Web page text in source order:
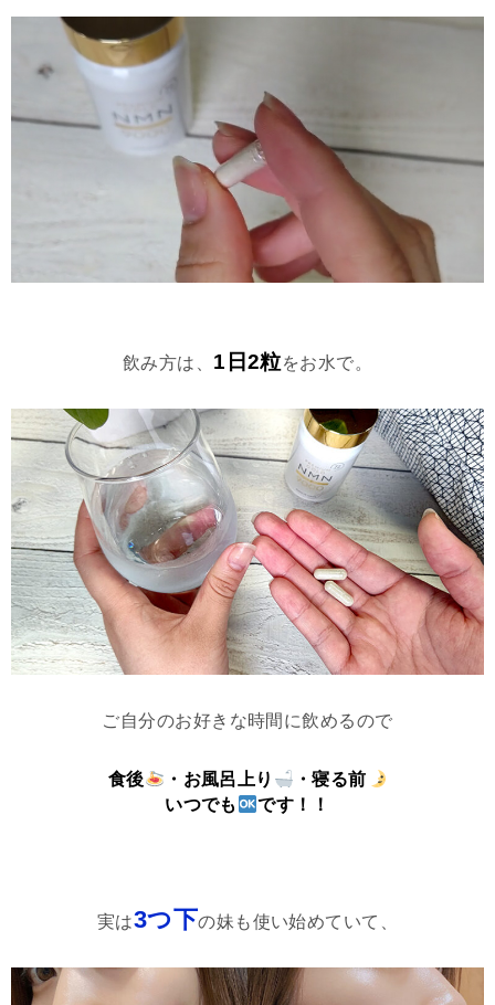
飲み方は、 1日2粒をお水で。
ご自分のお好きな時間に飲めるので
食後 ・お風呂上り
・寝る前
いつでも
です！！
実は3つ下の妹も使い始めていて、